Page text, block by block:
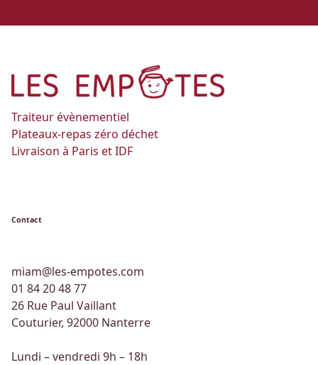
Traiteur évènementiel
Plateaux-repas zéro déchet
Livraison à Paris et IDF
Contact
miam@les-empotes.com
01 84 20 48 77
26 Rue Paul Vaillant
Couturier, 92000 Nanterre
Lundi – vendredi 9h – 18h